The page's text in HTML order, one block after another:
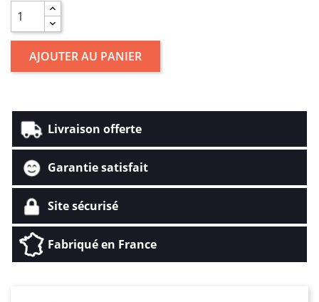
AJOUTER AU PANIER
Livraison offerte
Garantie satisfait
Site sécurisé
Fabriqué en France